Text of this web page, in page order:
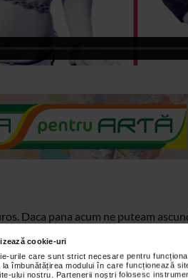
cookie-uri
urile care sunt strict necesare pentru
îmbunătățirea modului în care funcționează
ului nostru. Partenerii noștri folosesc
Daca pana acum ne puteam
greutatii normale corporale,